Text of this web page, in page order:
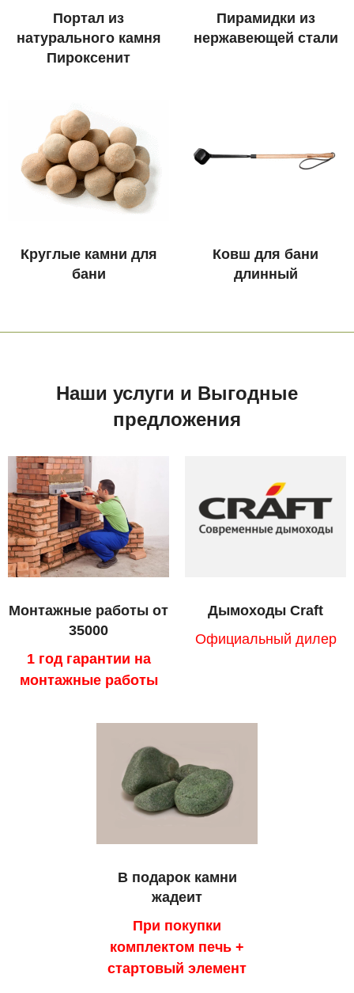
Портал из
натурального камня
Пироксенит
Пирамидки из
нержавеющей стали
Круглые камни для
бани
Ковш для бани
длинный
Наши услуги и Выгодные
предложения
Монтажные работы от
35000
1 год гарантии на
монтажные работы
Дымоходы Craft
Официальный дилер
В подарок камни
жадеит
При покупки
комплектом печь +
стартовый элемент